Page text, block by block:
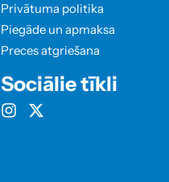
Privātuma politika
Piegāde un apmaksa
Preces atgriešana
Sociālie tīkli